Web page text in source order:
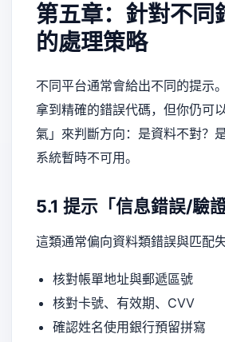
第五章：針對不同
的處理策略
不同平台通常會給出不同的提示
拿到精確的錯誤代碼，但你仍可
氣」來判斷方向：是資料不對？
系統暫時不可用。
5.1 提示「信息錯誤/驗證
這類通常偏向資料類錯誤與匹配
核對帳單地址與郵遞區號
核對卡號、有效期、CVV
確認姓名使用銀行預留拼寫